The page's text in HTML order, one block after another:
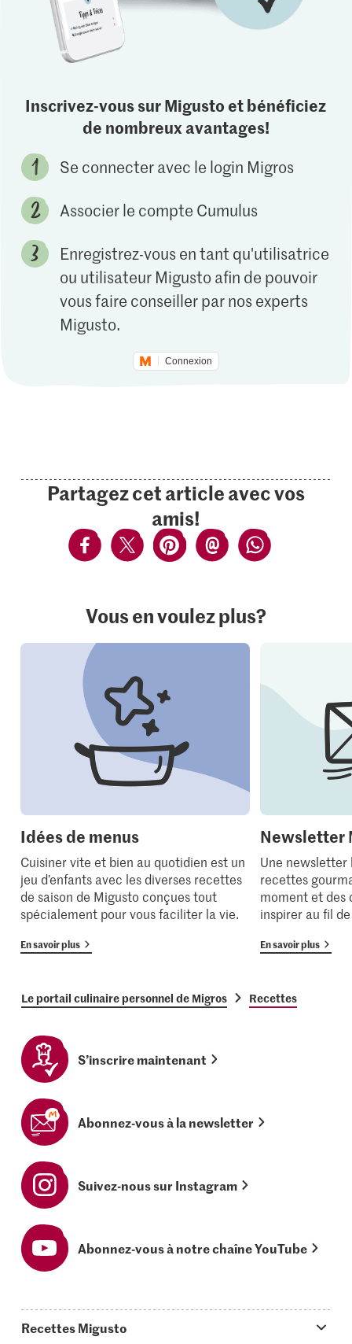
Inscrivez-vous sur Migusto et bénéficiez
de nombreux avantages!
Se connecter avec le login Migros
Associer le compte Cumulus
Enregistrez-vous en tant qu'utilisatrice
ou utilisateur Migusto afin de pouvoir
vous faire conseiller par nos experts
Migusto.
Connexion
Partagez cet article avec vos
amis!
Vous en voulez plus?
Idées de menus
Cuisiner vite et bien au quotidien est un
jeu d’enfants avec les diverses recettes
de saison de Migusto conçues tout
spécialement pour vous faciliter la vie.
En savoir plus
Newsletter
Une newsletter
recettes
moment et des
inspirer au fil
En savoir plus
Le portail culinaire personnel de Migros Recettes
S’inscrire maintenant
Abonnez-vous à la newsletter
Suivez-nous sur Instagram
Abonnez-vous à notre chaîne YouTube
Recettes Migusto